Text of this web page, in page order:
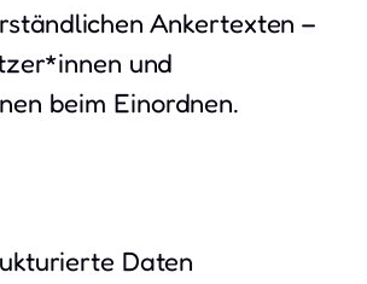
Ankertexten –
und
beim Einordnen.
Daten